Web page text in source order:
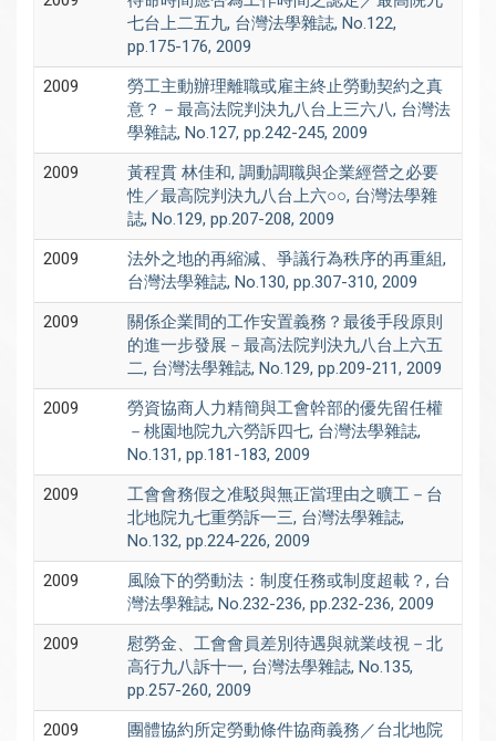
七台上二五九, 台灣法學雜誌, No.122,
pp.175-176, 2009
2009
勞工主動辦理離職或雇主終止勞動契約之真
意？－最高法院判決九八台上三六八, 台灣法
學雜誌, No.127, pp.242-245, 2009
2009
黃程貫 林佳和, 調動調職與企業經營之必要
性／最高院判決九八台上六○○, 台灣法學雜
誌, No.129, pp.207-208, 2009
2009
法外之地的再縮減、爭議行為秩序的再重組,
台灣法學雜誌, No.130, pp.307-310, 2009
2009
關係企業間的工作安置義務？最後手段原則
的進一步發展－最高法院判決九八台上六五
二, 台灣法學雜誌, No.129, pp.209-211, 2009
2009
勞資協商人力精簡與工會幹部的優先留任權
－桃園地院九六勞訴四七, 台灣法學雜誌,
No.131, pp.181-183, 2009
2009
工會會務假之准駁與無正當理由之曠工－台
北地院九七重勞訴一三, 台灣法學雜誌,
No.132, pp.224-226, 2009
2009
風險下的勞動法：制度任務或制度超載？, 台
灣法學雜誌, No.232-236, pp.232-236, 2009
2009
慰勞金、工會會員差別待遇與就業歧視－北
高行九八訴十一, 台灣法學雜誌, No.135,
pp.257-260, 2009
2009
團體協約所定勞動條件協商義務／台北地院